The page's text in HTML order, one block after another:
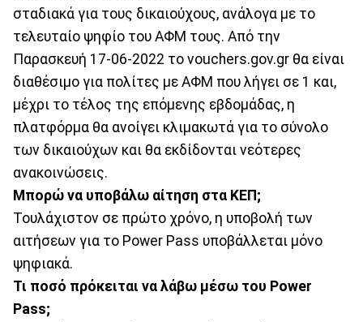
σταδιακά για τους δικαιούχους, ανάλογα με το
τελευταίο ψηφίο του ΑΦΜ τους. Από την
Παρασκευή 17-06-2022 το vouchers.gov.gr θα είναι
διαθέσιμο για πολίτες με ΑΦΜ που λήγει σε 1 και,
μέχρι το τέλος της επόμενης εβδομάδας, η
πλατφόρμα θα ανοίγει κλιμακωτά για το σύνολο
των δικαιούχων και θα εκδίδονται νεότερες
ανακοινώσεις.
Μπορώ να υποβάλω αίτηση στα ΚΕΠ;
Τουλάχιστον σε πρώτο χρόνο, η υποβολή των
αιτήσεων για το Power Pass υποβάλλεται μόνο
ψηφιακά.
Τι ποσό πρόκειται να λάβω μέσω του Power
Pass;